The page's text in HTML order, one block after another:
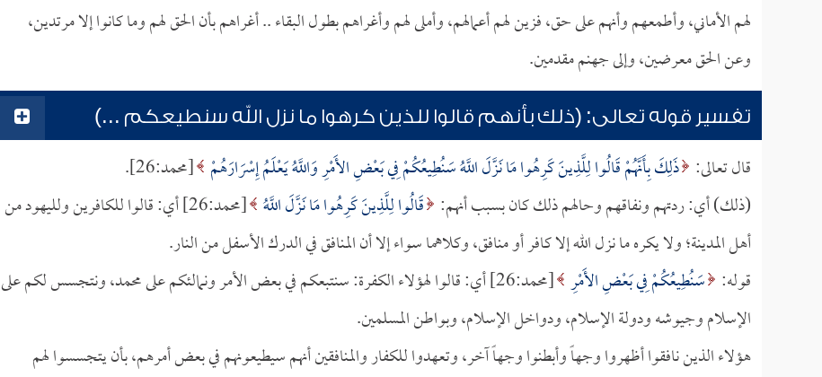
لهم الأماني، وأطمعهم وأنهم على حق، فزين لهم أعمالهم، وأملى لهم وأغراهم بطول البقاء .. أغراهم بأن الحق لهم وما كانوا إلا مرتدين،
وعن الحق معرضين، وإلى جهنم مقدمين.
تفسير قوله تعالى: (ذلك بأنهم قالوا للذين كرهوا ما نزل الله سنطيعكم ...)
قال تعالى: ذَلِكَ بِأَنَّهُمْ قَالُوا لِلَّذِينَ كَرِهُوا مَا نَزَّلَ اللَّهُ سَنُطِيعُكُمْ فِي بَعْضِ الأَمْرِ وَاللَّهُ يَعْلَمُ إِسْرَارَهُمْ [محمد:26].
(ذلك) أي: ردتهم ونفاقهم وحالهم ذلك كان بسبب أنهم: قَالُوا لِلَّذِينَ كَرِهُوا مَا نَزَّلَ اللَّهُ
[محمد:26] أي: قالوا للكافرين ولليهود من
أهل المدينة؛ ولا يكره ما نزل الله إلا كافر أو منافق، وكلاهما سواء إلا أن المنافق في الدرك الأسفل من النار.
قوله: سَنُطِيعُكُمْ فِي بَعْضِ الأَمْرِ
[محمد:26] أي: قالوا لهؤلاء الكفرة: سنتبعكم في بعض الأمر ونمالئكم على محمد، ونتجسس لكم على
الإسلام وجيوشه ودولة الإسلام، ودواخل الإسلام، وبواطن المسلمين.
هؤلاء الذين نافقوا أظهروا وجهاً وأبطنوا وجهاً آخر، وتعهدوا للكفار والمنافقين أنهم سيطيعونهم في بعض أمرهم، بأن يتجسسوا لهم